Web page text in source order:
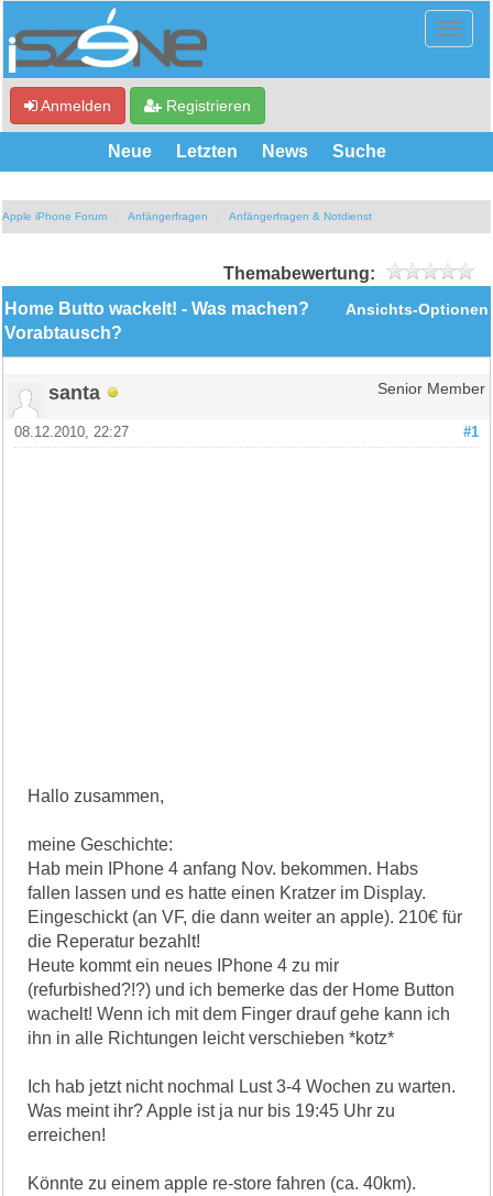
Anmelden Registrieren
Neue Letzten News Suche
Apple iPhone Forum Anfängerfragen Anfängerfragen & Notdienst
Themabewertung:
Ansichts-Optionen
Home Butto wackelt! - Was machen?
Vorabtausch?
santa Senior Member
#1
08.12.2010, 22:27
Hallo zusammen,
meine Geschichte:
Hab mein IPhone 4 anfang Nov. bekommen. Habs
fallen lassen und es hatte einen Kratzer im Display.
Eingeschickt (an VF, die dann weiter an apple). 210€ für
die Reperatur bezahlt!
Heute kommt ein neues IPhone 4 zu mir
(refurbished?!?) und ich bemerke das der Home Button
wachelt! Wenn ich mit dem Finger drauf gehe kann ich
ihn in alle Richtungen leicht verschieben *kotz*
Ich hab jetzt nicht nochmal Lust 3-4 Wochen zu warten.
Was meint ihr? Apple ist ja nur bis 19:45 Uhr zu
erreichen!
Könnte zu einem apple re-store fahren (ca. 40km).